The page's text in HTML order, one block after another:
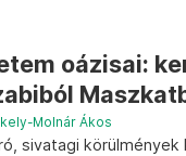
oázisai:
Molnár Ákos
sivatagi